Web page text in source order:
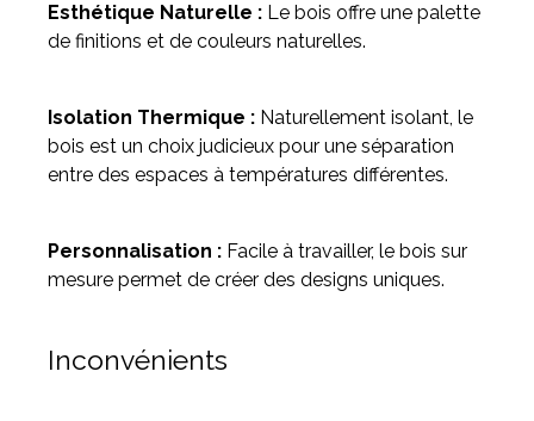
Esthétique Naturelle : Le bois offre une palette
de finitions et de couleurs naturelles.
Isolation Thermique : Naturellement isolant, le
bois est un choix judicieux pour une séparation
entre des espaces à températures différentes.
Personnalisation : Facile à travailler, le bois sur
mesure permet de créer des designs uniques.
Inconvénients